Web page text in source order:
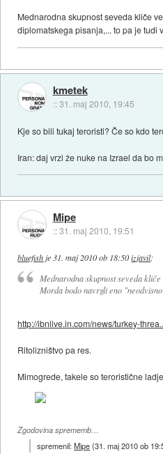
Mednarodna skupnost seveda kliče
diplomatskega pisanja,... to pa je tudi
kmetek
::31. maj 2010, 19:45
Kje so bili tukaj teroristi? Če so kdo
Iran: daj vrzi že nuke na Izrael da bo
Mipe
::31. maj 2010, 19:51
bluefish je 31. maj 2010 ob 18:50 izjavil:
Mednarodna skupnost seveda
Morda bodo navrgli eno
http://ibnlive.in.com/news/turkey-
Ritolizništvo pa res.
Mimogrede, takele so teroristične
Zgodovina sprememb…
spremenil:Mipe(31. maj 2010 ob